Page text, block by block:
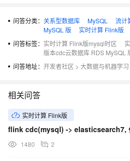
问答分类： 关系型数据库 MySQL 流计
MySQL 版
实时计算 Flink版
问答标签： 实时计算 Flink版mysql时区
版本cdc云数据库 RDS MySQL
问答地址： 开发者社区 > 大数据与机器学习
相关问答
实时计算 Flink版
1480 2